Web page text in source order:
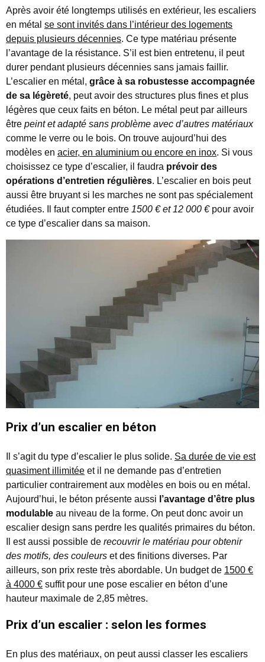
Après avoir été longtemps utilisés en extérieur, les escaliers
en métal se sont invités dans l’intérieur des logements
depuis plusieurs décennies. Ce type matériau présente
l’avantage de la résistance. S’il est bien entretenu, il peut
durer pendant plusieurs décennies sans jamais faillir.
L’escalier en métal, grâce à sa robustesse accompagnée
de sa légèreté, peut avoir des structures plus fines et plus
légères que ceux faits en béton. Le métal peut par ailleurs
être peint et adapté sans problème avec d’autres matériaux
comme le verre ou le bois. On trouve aujourd’hui des
modèles en acier, en aluminium ou encore en inox. Si vous
choisissez ce type d’escalier, il faudra prévoir des
opérations d’entretien régulières. L’escalier en bois peut
aussi être bruyant si les marches ne sont pas spécialement
étudiées. Il faut compter entre 1500 € et 12 000 €pour avoir
ce type d’escalier dans sa maison.
Prix d’un escalier en béton
Il s’agit du type d’escalier le plus solide. Sa durée de vie est
quasiment illimitée et il ne demande pas d’entretien
particulier contrairement aux modèles en bois ou en métal.
Aujourd’hui, le béton présente aussi l’avantage d’être plus
modulable au niveau de la forme. On peut donc avoir un
escalier design sans perdre les qualités primaires du béton.
Il est aussi possible de recouvrir le matériau pour obtenir
des motifs, des couleurs et des finitions diverses. Par
ailleurs, son prix reste très abordable. Un budget de 1500 €
à 4000 € suffit pour une pose escalier en béton d’une
hauteur maximale de 2,85 mètres.
Prix d’un escalier : selon les formes
En plus des matériaux, on peut aussi classer les escaliers